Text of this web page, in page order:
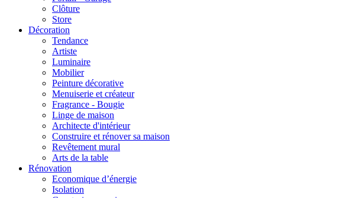
Clôture
Store
Décoration
Tendance
Artiste
Luminaire
Mobilier
Peinture décorative
Menuiserie et créateur
Fragrance - Bougie
Linge de maison
Architecte d'intérieur
Construire et rénover sa maison
Revêtement mural
Arts de la table
Rénovation
Economique d’énergie
Isolation